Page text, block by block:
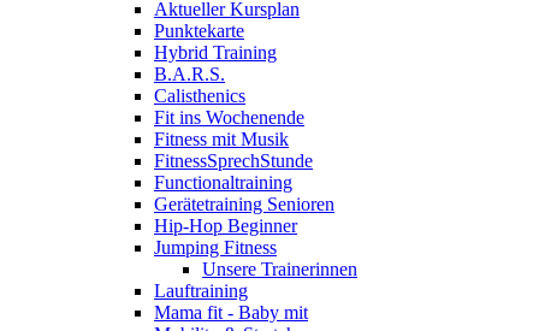
Aktueller Kursplan
Punktekarte
Hybrid Training
B.A.R.S.
Calisthenics
Fit ins Wochenende
Fitness mit Musik
FitnessSprechStunde
Functionaltraining
Gerätetraining Senioren
Hip-Hop Beginner
Jumping Fitness
Unsere Trainerinnen
Lauftraining
Mama fit - Baby mit